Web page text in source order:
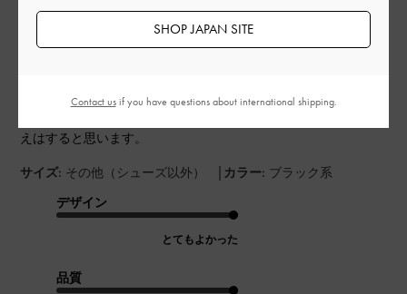
に持つのは難しいかもしれません。
えはすると思います。
サイズ: その他（シューズ以外） | カラー: ブラック系
デザイン
とてもよかった
品質
SHOP JAPAN SITE
Contact usif you have questions about international shipping.